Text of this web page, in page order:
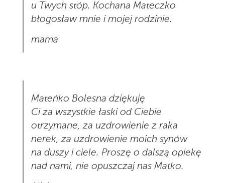
u Twych stóp. Kochana Mateczko
błogosław mnie i mojej rodzinie.
mama
Mateńko Bolesna dziękuję
Ci za wszystkie łaski od Ciebie
otrzymane, za uzdrowienie z raka
nerek, za uzdrowienie moich synów
na duszy i ciele. Proszę o dalszą opiekę
nad nami, nie opuszczaj nas Matko.